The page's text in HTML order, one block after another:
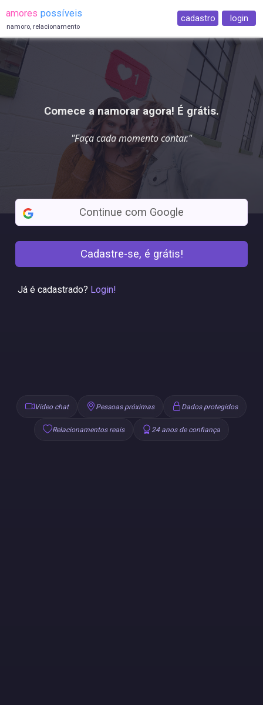
amores possíveis
namoro, relacionamento
cadastro login
Comece a namorar agora! É grátis.
"Faça cadamomento contar."
Continue com Google
Cadastre-se, é grátis!
Já é cadastrado? Login!
Vídeo chat Pessoas próximas Dados protegidos
Relacionamentos reais 24 anos de confiança